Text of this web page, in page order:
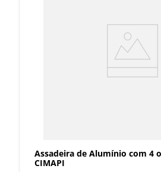
Assadeira de Alumínio com 4
CIMAPI